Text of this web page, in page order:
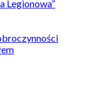
Legionowa”